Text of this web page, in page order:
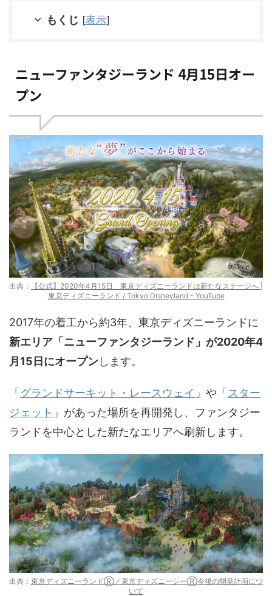
もくじ [表示]
ニューファンタジーランド 4月15日オー
プン
出典：
【公式】2020年4月15日 東京ディズニーランドは新たなステージへ |
東京ディズニーランド / Tokyo Disneyland - YouTube
2017年の着工から約3年、東京ディズニーランドに
新エリア「ニューファンタジーランド」が2020年4
月15日にオープンします。
「グランドサーキット・レースウェイ 」や「スター
ジェット 」があった場所を再開発し、ファンタジー
ランドを中心とした新たなエリアへ刷新します。
出典： 東京ディズニーランドⓇ／東京ディズニーシーⓇ今後の開発計画につ
いて